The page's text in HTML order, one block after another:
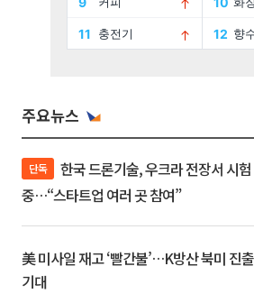
주요뉴스
단독
중…“스타트업 여러 곳 참여”
美 미사일 재고 ‘빨간불’…K방산 북미 진출
기대